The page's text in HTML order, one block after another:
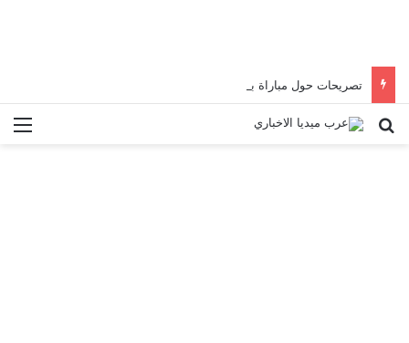
تصريحات حول مباراة بايرن ميونخ
بحث عن